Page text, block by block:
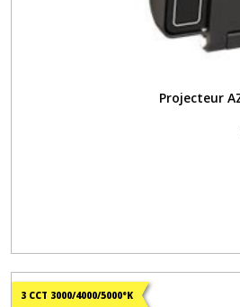
Projecteur
3 CCT 3000/4000/5000°K